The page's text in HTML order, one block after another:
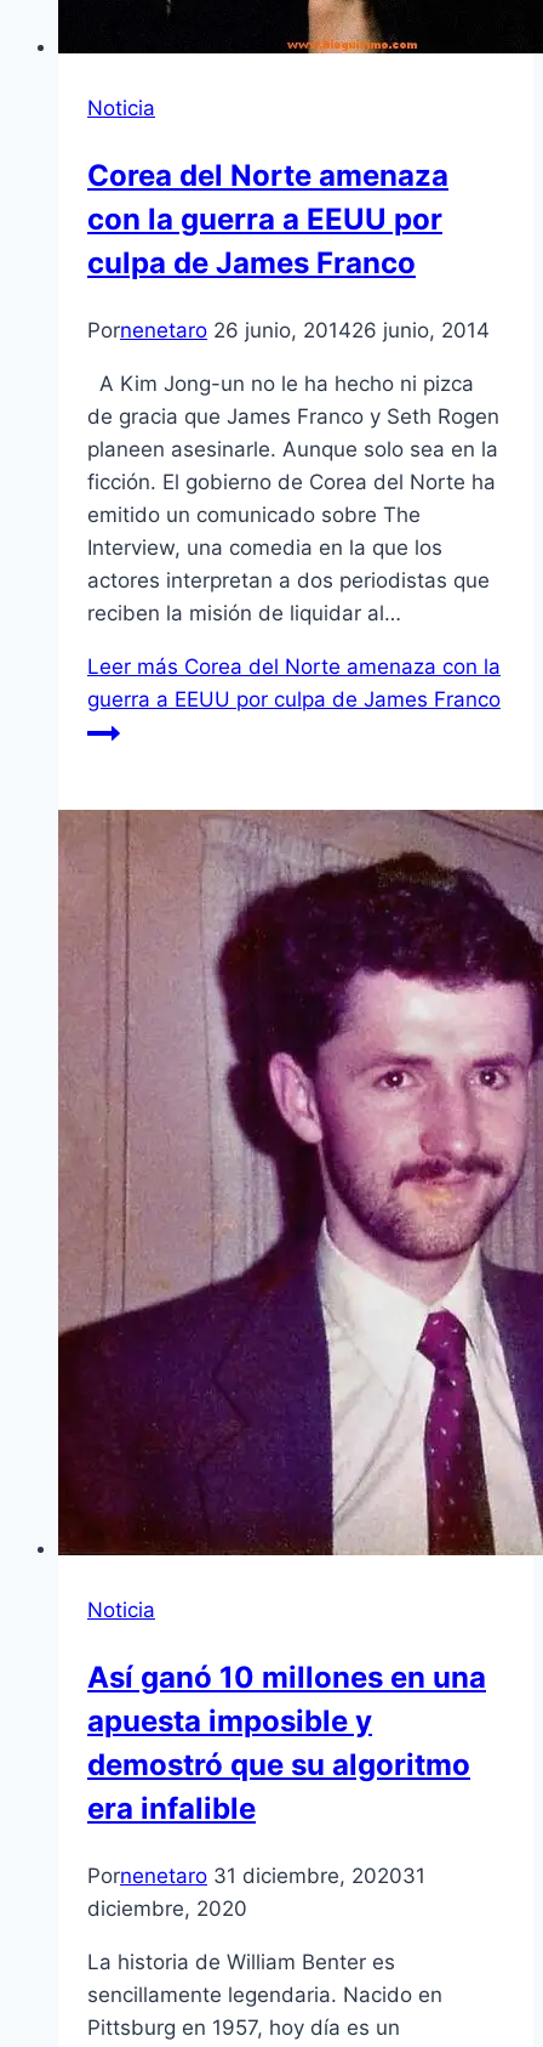
Noticia
Corea del Norte amenaza
con la guerra a EEUU por
culpa de James Franco
Pornenetaro 26 junio, 201426 junio, 2014
A Kim Jong-un no le ha hecho ni pizca
de gracia que James Franco y Seth Rogen
planeen asesinarle. Aunque solo sea en la
ficción. El gobierno de Corea del Norte ha
emitido un comunicado sobre The
Interview, una comedia en la que los
actores interpretan a dos periodistas que
reciben la misión de liquidar al…
Leer más Corea del Norte amenaza con la
guerra a EEUU por culpa de James Franco
Noticia
Así ganó 10 millones en una
apuesta imposible y
demostró que su algoritmo
era infalible
Pornenetaro 31 diciembre, 202031
diciembre, 2020
La historia de William Benter es
sencillamente legendaria. Nacido en
Pittsburg en 1957, hoy día es un